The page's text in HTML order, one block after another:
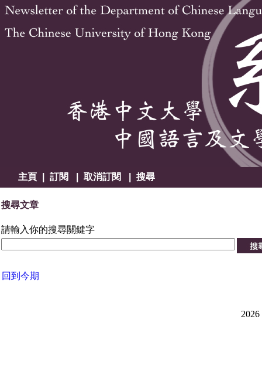
主頁 訂閱 取消訂閱 搜尋
搜尋文章
請輸入你的搜尋關鍵字
回到今期